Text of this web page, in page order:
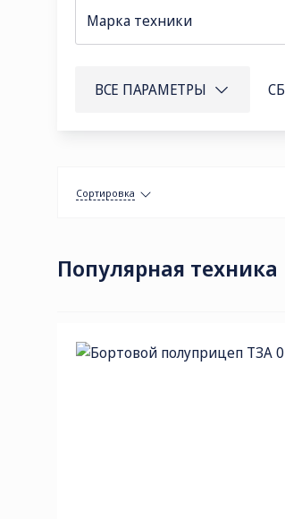
8 (800)
Марка техники
ВСЕ ПАРАМЕТРЫ
Сортировка
Популярная техника